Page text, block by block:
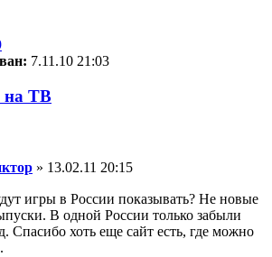
7.11.10 21:03
на ТВ
» 13.02.11 20:15
игры в России показывать? Не новые
В одной России только забыли
Спасибо хоть еще сайт есть, где можно